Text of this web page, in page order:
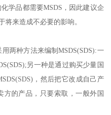
学品都需要MSDS，因此建议企
将来造成不必要的影响。
两种方法来编制MSDS(SDS):一
另一种是通过购买少量国
，然后把它改成自己产
方的产品，只要索取，一般外国